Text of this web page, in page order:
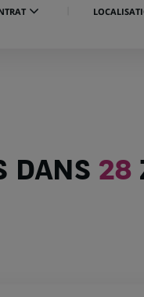
DANS 28